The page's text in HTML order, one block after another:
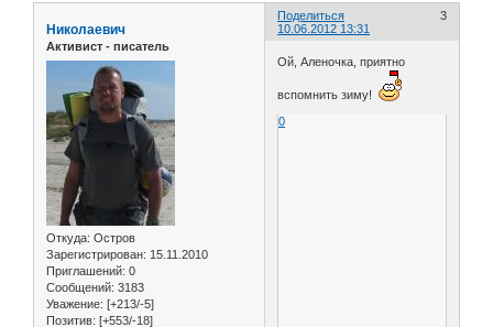
Поделиться
3
10.06.2012 13:31
Николаевич
Активист - писатель
Откуда: Остров
Зарегистрирован: 15.11.2010
Приглашений: 0
Сообщений: 3183
Уважение: [+213/-5]
Позитив: [+553/-18]
Ой, Аленочка, приятно
вспомнить зиму!
0